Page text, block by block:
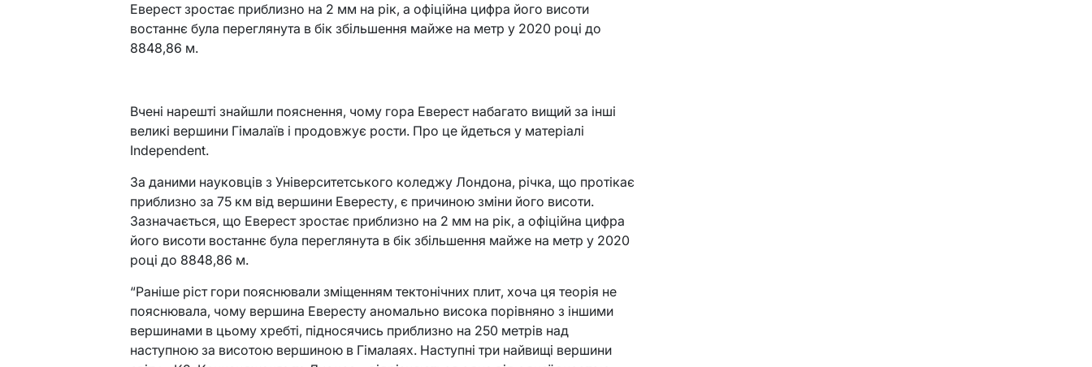
Еверест зростає приблизно на 2 мм на рік, а офіційна цифра його висоти
востаннє була переглянута в бік збільшення майже на метр у 2020 році до
8848,86 м.
Вчені нарешті знайшли пояснення, чому гора Еверест набагато вищий за інші
великі вершини Гімалаїв і продовжує рости. Про це йдеться у матеріалі
Independent.
За даними науковців з Університетського коледжу Лондона, річка, що протікає
приблизно за 75 км від вершини Евересту, є причиною зміни його висоти.
Зазначається, що Еверест зростає приблизно на 2 мм на рік, а офіційна цифра
його висоти востаннє була переглянута в бік збільшення майже на метр у 2020
році до 8848,86 м.
“Раніше ріст гори пояснювали зміщенням тектонічних плит, хоча ця теорія не
пояснювала, чому вершина Евересту аномально висока порівняно з іншими
вершинами в цьому хребті, підносячись приблизно на 250 метрів над
наступною за висотою вершиною в Гімалаях. Наступні три найвищі вершини